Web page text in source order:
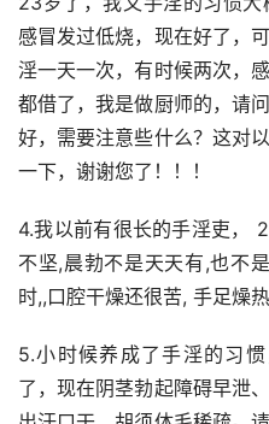
感冒发过低烧，现在好了，
淫一天一次，有时候两次，
都借了，我是做厨师的，请
好，需要注意些什么？这对
一下，谢谢您了！！！
4.我以前有很长的手淫吏，
不坚,晨勃不是天天有,也不
时,,口腔干燥还很苦, 手足燥
5.小时候养成了手淫的习
了，现在阴茎勃起障碍早泄